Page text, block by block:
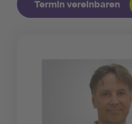
Termin vereinbaren